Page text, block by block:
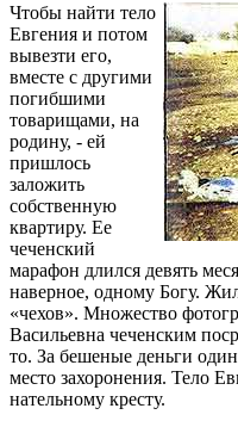
Чтобы найти тело
Евгения и потом
вывезти его,
вместе с другими
погибшими
товарищами, на
родину, - ей
пришлось
заложить
собственную
квартиру. Ее
чеченский
марафон длился девять
наверное, одному Богу.
«чехов». Множество
Васильевна чеченским
то. За бешеные деньги один
место захоронения. Тело
нательному кресту.